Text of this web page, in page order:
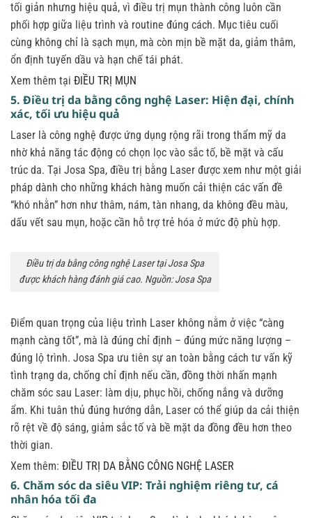
tối giản nhưng hiệu quả, vì điều trị mụn thành công luôn cần
phối hợp giữa liệu trình và routine đúng cách. Mục tiêu cuối
cùng không chỉ là sạch mụn, mà còn mịn bề mặt da, giảm thâm,
ổn định tuyến dầu và hạn chế tái phát.
Xem thêm tại ĐIỀU TRỊ MỤN
5. Điều trị da bằng công nghệ Laser: Hiện đại, chính
xác, tối ưu hiệu quả
Laser là công nghệ được ứng dụng rộng rãi trong thẩm mỹ da
nhờ khả năng tác động có chọn lọc vào sắc tố, bề mặt và cấu
trúc da. Tại Josa Spa, điều trị bằng Laser được xem như một giải
pháp dành cho những khách hàng muốn cải thiện các vấn đề
“khó nhằn” hơn như thâm, nám, tàn nhang, da không đều màu,
dấu vết sau mụn, hoặc cần hỗ trợ trẻ hóa ở mức độ phù hợp.
Điều trị da bằng công nghệ Laser tại Josa Spa
được khách hàng đánh giá cao. Nguồn: Josa Spa
Điểm quan trọng của liệu trình Laser không nằm ở việc “càng
mạnh càng tốt”, mà là đúng chỉ định – đúng mức năng lượng –
đúng lộ trình. Josa Spa ưu tiên sự an toàn bằng cách tư vấn kỹ
tình trạng da, chống chỉ định nếu cần, đồng thời nhấn mạnh
chăm sóc sau Laser: làm dịu, phục hồi, chống nắng và dưỡng
ẩm. Khi tuân thủ đúng hướng dẫn, Laser có thể giúp da cải thiện
rõ rệt về độ sáng, giảm sắc tố và bề mặt da đồng đều hơn theo
thời gian.
Xem thêm: ĐIỀU TRỊ DA BẰNG CÔNG NGHỆ LASER
6. Chăm sóc da siêu VIP: Trải nghiệm riêng tư, cá
nhân hóa tối đa